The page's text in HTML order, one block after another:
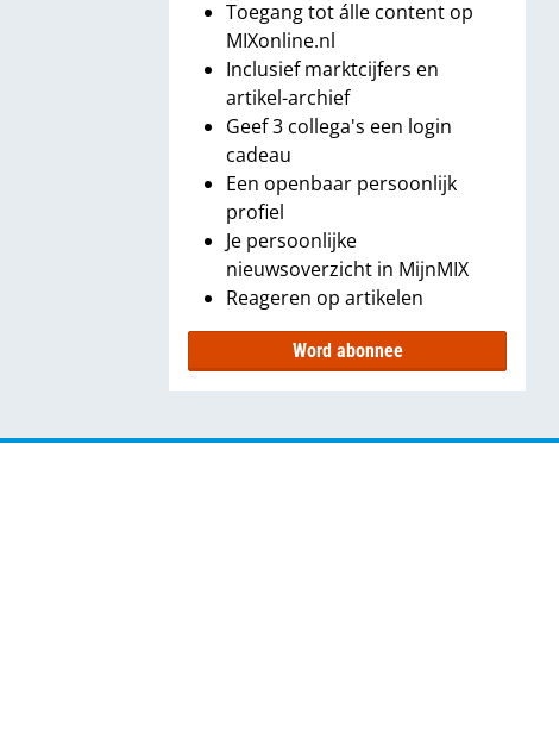
Toegang tot álle content op
MIXonline.nl
Inclusief marktcijfers en
artikel-archief
Geef 3 collega's een login
cadeau
Een openbaar persoonlijk
profiel
Je persoonlijke
nieuwsoverzicht in MijnMIX
Reageren op artikelen
Word abonnee